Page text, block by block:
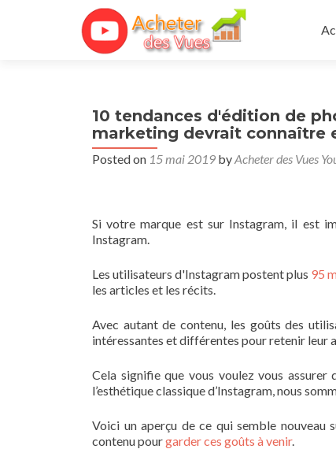
10 tendances d'édition de
marketing devrait connaître
Posted on 15 mai 2019 byAcheter des Vues
Si votre marque est sur Instagram, il est
Instagram.
Les utilisateurs d'Instagram postent plus 95
les articles et les récits.
Avec autant de contenu, les goûts des
intéressantes et différentes pour retenir leur
Cela signifie que vous voulez vous
l’esthétique classique d’Instagram, nous
Voici un aperçu de ce qui semble
contenu pourgarder ces goûts à venir.